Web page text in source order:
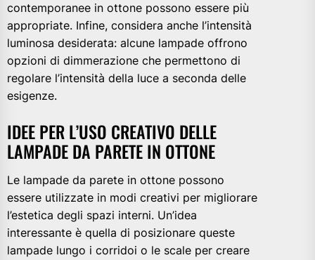
contemporanee in ottone possono essere più
appropriate. Infine, considera anche l’intensità
luminosa desiderata: alcune lampade offrono
opzioni di dimmerazione che permettono di
regolare l’intensità della luce a seconda delle
esigenze.
IDEE PER L’USO CREATIVO DELLE
LAMPADE DA PARETE IN OTTONE
Le lampade da parete in ottone possono
essere utilizzate in modi creativi per migliorare
l’estetica degli spazi interni. Un’idea
interessante è quella di posizionare queste
lampade lungo i corridoi o le scale per creare